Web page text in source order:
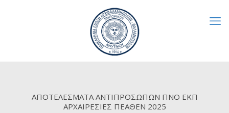
ΑΠΟΤΕΛΕΣΜΑΤΑ ΑΝΤΙΠΡΟΣΩΠΩΝ ΠΝΟ ΕΚΠ
ΑΡΧΑΙΡΕΣΙΕΣ ΠΕΑΘΕΝ 2025